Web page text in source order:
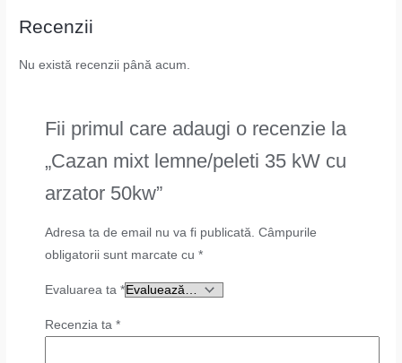
Recenzii
Nu există recenzii până acum.
Fii primul care adaugi o recenzie la
„Cazan mixt lemne/peleti 35 kW cu
arzator 50kw”
Adresa ta de email nu va fi publicată. Câmpurile
obligatorii sunt marcate cu*
Evaluarea ta*
Recenzia ta*